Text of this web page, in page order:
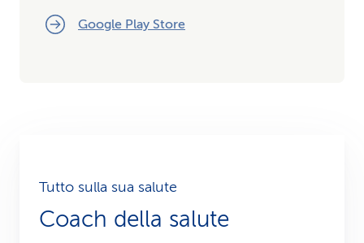
Google Play Store
Tutto sulla sua salute
Coach della salute